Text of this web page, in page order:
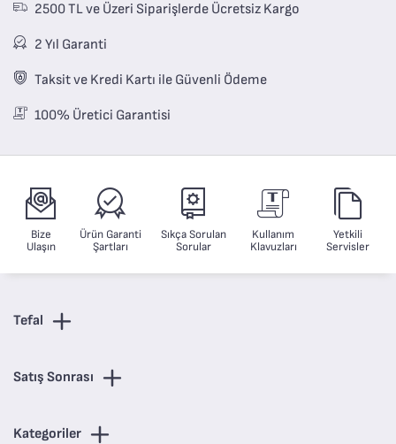
2500 TL ve Üzeri Siparişlerde Ücretsiz Kargo
2 Yıl Garanti
Taksit ve Kredi Kartı ile Güvenli Ödeme
100% Üretici Garantisi
Bize
Ulaşın
Ürün Garanti
Şartları
Sıkça Sorulan
Sorular
Kullanım
Klavuzları
Yetkili
Servisler
Tefal
Satış Sonrası
Kategoriler